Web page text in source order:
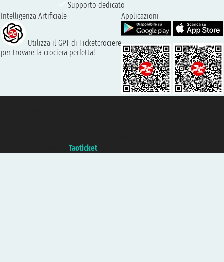
Supporto dedicato
Intelligenza Artificiale
Utilizza il GPT di Ticketcrociere
per trovare la crociera perfetta!
Applicazioni
Taoticket